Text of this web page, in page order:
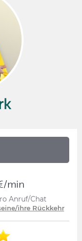
min
Anruf/Chat
ihre Rückkehr